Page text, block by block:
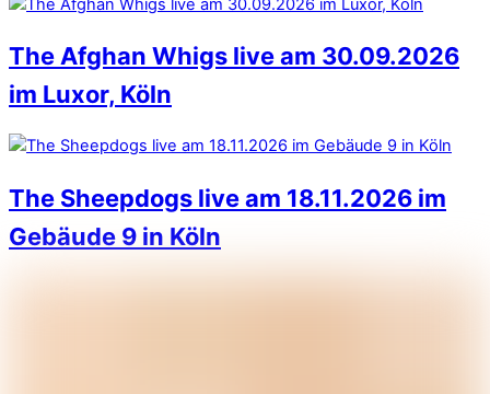
The Afghan Whigs live am 30.09.2026
im Luxor, Köln
The Sheepdogs live am 18.11.2026 im
Gebäude 9 in Köln